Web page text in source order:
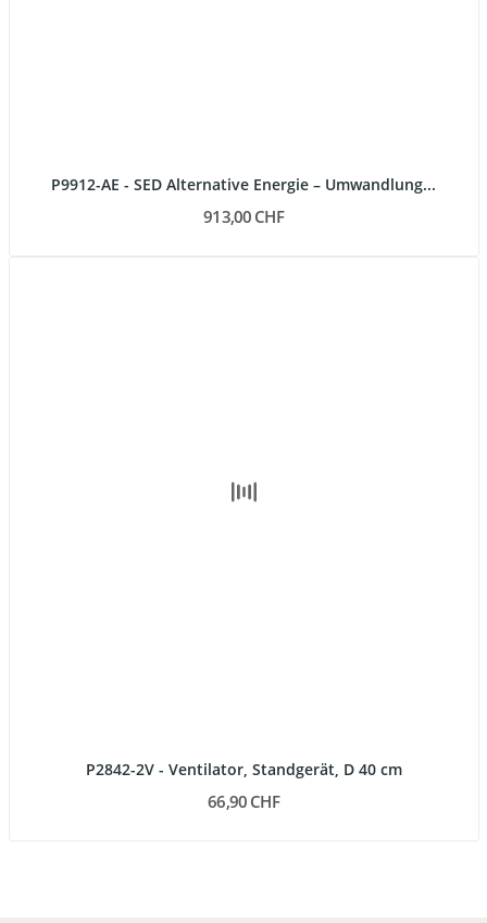
P9912-AE - SED Alternative Energie – Umwandlung...
913,00 CHF
P2842-2V - Ventilator, Standgerät, D 40 cm
66,90 CHF